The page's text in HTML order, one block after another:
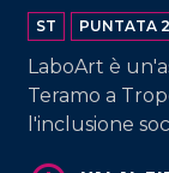
ST PUNTATA
LaboArt è
Teramo a
l'inclusione
VAI AL TITOLO